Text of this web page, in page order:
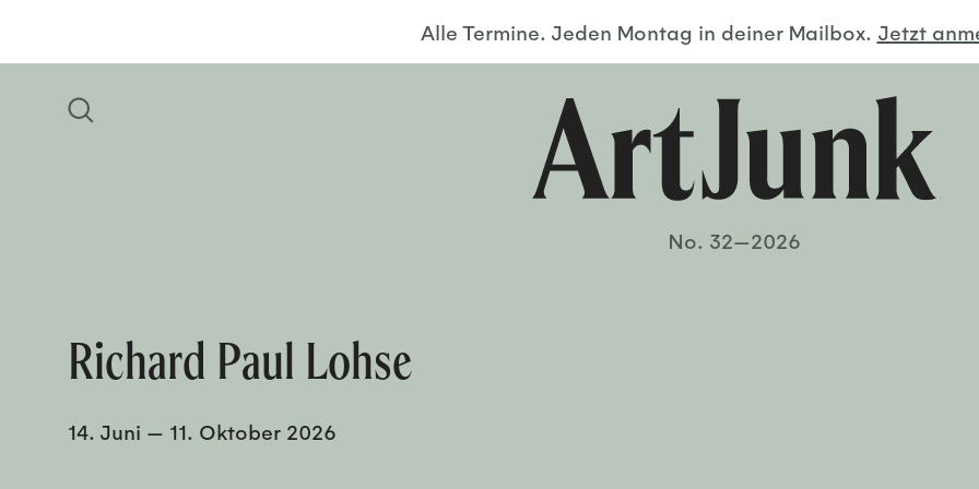
Alle Termine. Jeden Montag in deiner Mailbox. Jetzt
No. 32—2026
Richard Paul Lohse
14. Juni — 11. Oktober 2026